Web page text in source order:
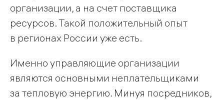
организации, а на счет поставщика
ресурсов. Такой положительный опыт
в регионах России уже есть.
Именно управляющие организации
являются основными неплательщиками
за тепловую энергию. Минуя посредников,